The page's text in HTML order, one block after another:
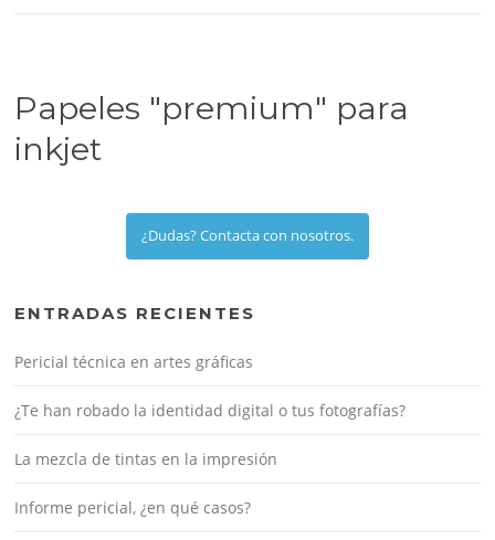
Papeles "premium" para
inkjet
¿Dudas? Contacta con nosotros.
ENTRADAS RECIENTES
Pericial técnica en artes gráficas
¿Te han robado la identidad digital o tus fotografías?
La mezcla de tintas en la impresión
Informe pericial, ¿en qué casos?